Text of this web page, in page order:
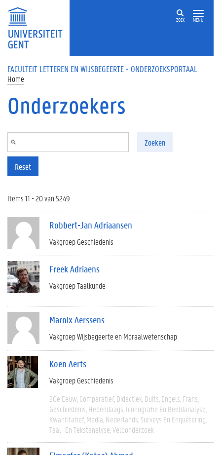
Overslaan en naar de inhoud gaan
ZOEK MENU
FACULTEIT LETTEREN EN WIJSBEGEERTE - ONDERZOEKSPORTAAL
Home
Onderzoekers
Zoeken
Reset
Items 11 - 20 van 5249
Robbert-Jan Adriaansen
Vakgroep Geschiedenis
Freek Adriaens
Vakgroep Taalkunde
Marnix Aerssens
Vakgroep Wijsbegeerte en Moraalwetenschap
Koen Aerts
Vakgroep Geschiedenis
20e Eeuw Comparatief Didactiek Duits Engels Frans
Geschiedenis Hedendaags Iconografie En Beeldanalyse
Kwantitatief Media Nederlands Surveys En Enquêtering
Taal- En Tekstanalyse Veldonderzoek